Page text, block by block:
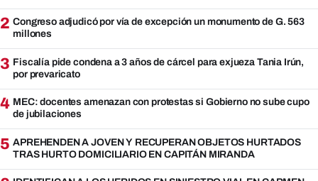
2 Congreso adjudicó por vía de excepción un monumento de G. 563
millones
3 Fiscalía pide condena a 3 años de cárcel para exjueza Tania Irún,
por prevaricato
4 MEC: docentes amenazan con protestas si Gobierno no sube cupo
de jubilaciones
5 APREHENDEN A JOVEN Y RECUPERAN OBJETOS HURTADOS
TRAS HURTO DOMICILIARIO EN CAPITÁN MIRANDA